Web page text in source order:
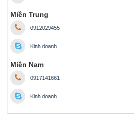
Miền Trung
0912029455
Kinh doanh
Miền Nam
0917141661
Kinh doanh